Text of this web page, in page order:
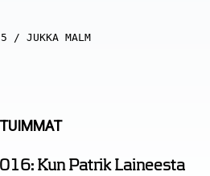
JUKKA MALM
Kun Patrik Laineesta